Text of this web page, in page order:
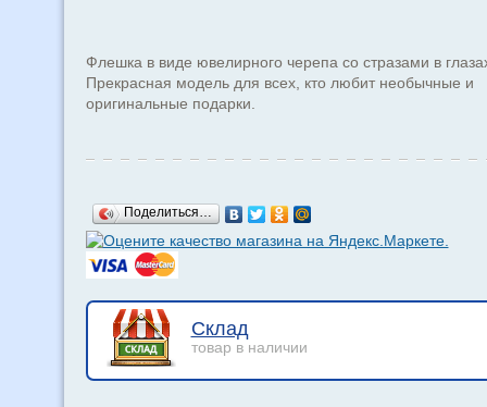
Флешка в виде ювелирного черепа со стразами в
Прекрасная модель для всех, кто любит необычные и
оригинальные подарки.
Поделиться…
Склад
товар в наличии